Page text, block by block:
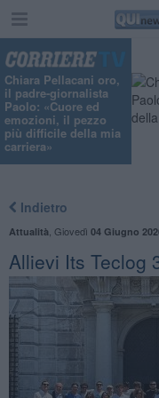
Chiara Pellacani oro,
il padre-giornalista
Paolo: «Cuore ed
emozioni, il pezzo
più difficile della mia
carriera»
Indietro
Attualità Giovedì 04 Giugno
Allievi Its Teclog